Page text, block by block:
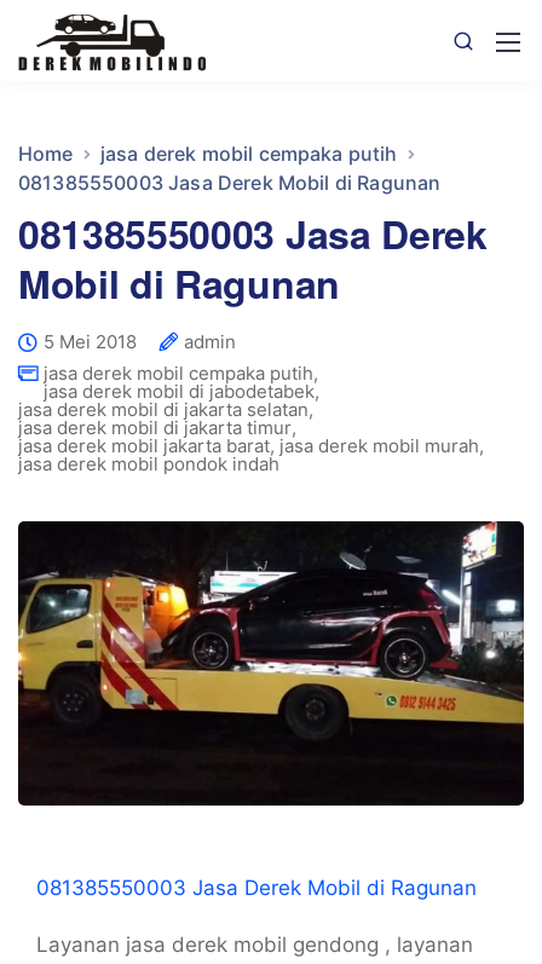
Home
jasa derek mobil cempaka putih
081385550003 Jasa Derek Mobil di Ragunan
081385550003 Jasa Derek
Mobil di Ragunan
5 Mei 2018
admin
jasa derek mobil cempaka putih,
jasa derek mobil di jabodetabek,
jasa derek mobil di jakarta selatan,
jasa derek mobil di jakarta timur,
jasa derek mobil jakarta barat, jasa derek mobil murah,
jasa derek mobil pondok indah
081385550003 Jasa Derek Mobil di Ragunan
Layanan jasa derek mobil gendong , layanan